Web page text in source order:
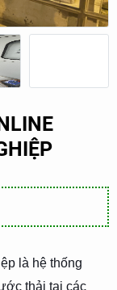
là hệ thống
thải tại các